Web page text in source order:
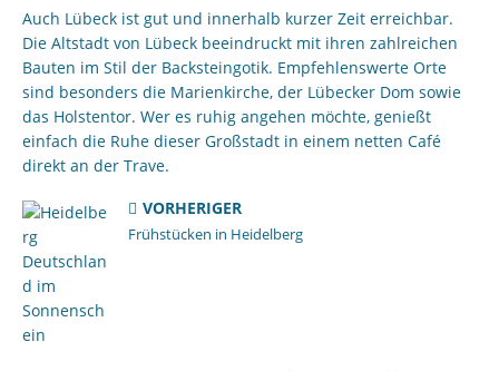
Auch Lübeck ist gut und innerhalb kurzer Zeit erreichbar.
Die Altstadt von Lübeck beeindruckt mit ihren zahlreichen
Bauten im Stil der Backsteingotik. Empfehlenswerte Orte
sind besonders die Marienkirche, der Lübecker Dom sowie
das Holstentor. Wer es ruhig angehen möchte, genießt
einfach die Ruhe dieser Großstadt in einem netten Café
direkt an der Trave.
VORHERIGER
Frühstücken in Heidelberg